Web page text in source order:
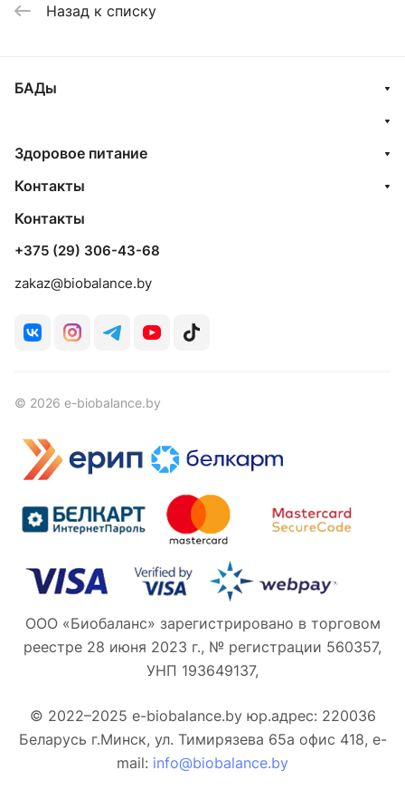
Назад к списку
БАДы
Здоровое питание
Контакты
Контакты
+375 (29) 306-43-68
zakaz@biobalance.by
© 2026 e-biobalance.by
ООО «Биобаланс» зарегистрировано в торговом
реестре 28 июня 2023 г., № регистрации 560357,
УНП 193649137,
© 2022–2025 e-biobalance.by юр.адрес: 220036
Беларусь г.Минск, ул. Тимирязева 65а офис 418, e-
mail: info@biobalance.by